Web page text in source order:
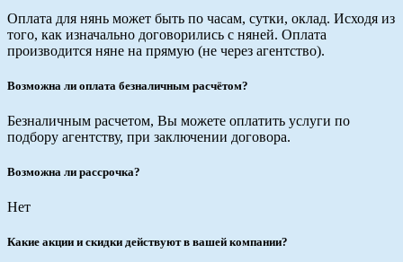
Оплата для нянь может быть по часам, сутки, оклад. Исходя из
того, как изначально договорились с няней. Оплата
производится няне на прямую (не через агентство).
Возможна ли оплата безналичным расчётом?
Безналичным расчетом, Вы можете оплатить услуги по
подбору агентству, при заключении договора.
Возможна ли рассрочка?
Нет
Какие акции и скидки действуют в вашей компании?